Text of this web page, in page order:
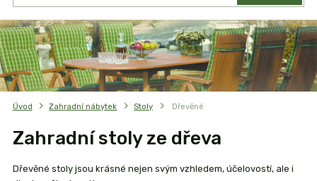
Úvod Zahradní nábytek Stoly Dřevěné
Zahradní stoly ze dřeva
Dřevěné stoly jsou krásné nejen svým vzhledem, účelovostí, ale i